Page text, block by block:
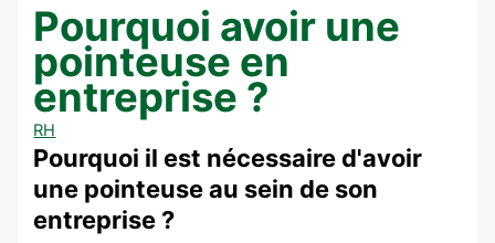
Pourquoi avoir une
pointeuse en
entreprise ?
RH
Pourquoi il est nécessaire d'avoir
une pointeuse au sein de son
entreprise ?